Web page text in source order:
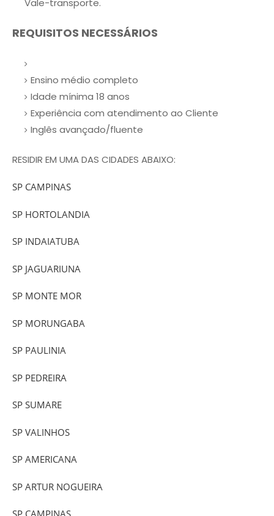
Vale-transporte.
REQUISITOS NECESSÁRIOS
Ensino médio completo
Idade mínima 18 anos
Experiência com atendimento ao Cliente
Inglês avançado/fluente
RESIDIR EM UMA DAS CIDADES ABAIXO:
SP CAMPINAS
SP HORTOLANDIA
SP INDAIATUBA
SP JAGUARIUNA
SP MONTE MOR
SP MORUNGABA
SP PAULINIA
SP PEDREIRA
SP SUMARE
SP VALINHOS
SP AMERICANA
SP ARTUR NOGUEIRA
SP CAMPINAS